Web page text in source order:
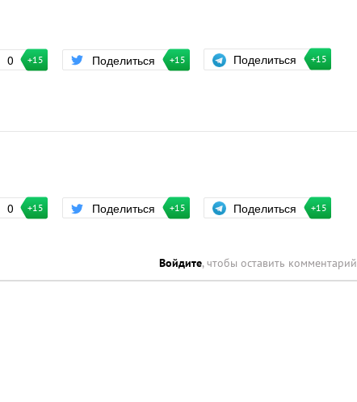
0 +15 Поделиться +15 Поделиться +15
0 +15 Поделиться +15 Поделиться +15
Войдите, чтобы оставить комментарий